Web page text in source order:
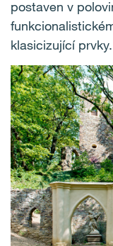
postaven v
klasicizující prvky.